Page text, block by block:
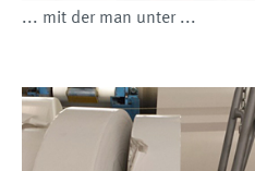
... mit der man unter ...